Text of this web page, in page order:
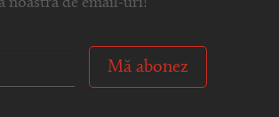
noastră de email-uri!
Mă abonez